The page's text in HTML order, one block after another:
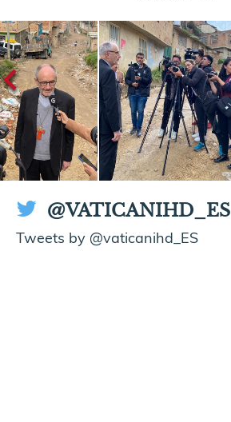
@VATICANIHD_ES
Tweets by @vaticanihd_ES